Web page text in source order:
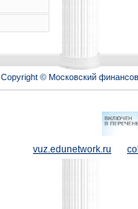
Copyright © Московский
vuz.edunetwork.ru